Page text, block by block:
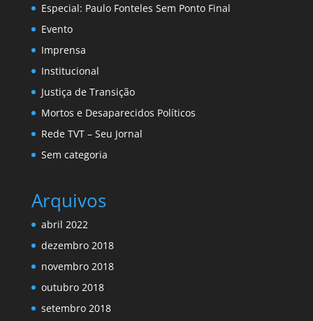
Especial: Paulo Fonteles Sem Ponto Final
Evento
Imprensa
Institucional
Justiça de Transição
Mortos e Desaparecidos Políticos
Rede TVT – Seu Jornal
Sem categoria
Arquivos
abril 2022
dezembro 2018
novembro 2018
outubro 2018
setembro 2018